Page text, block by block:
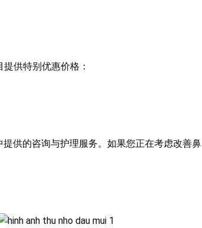
供特别优惠价格：
供的咨询与护理服务。如果您正在考虑改善鼻